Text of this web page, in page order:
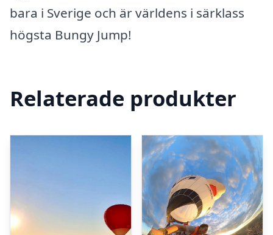
bara i Sverige och är världens i särklass
högsta Bungy Jump!
Relaterade produkter